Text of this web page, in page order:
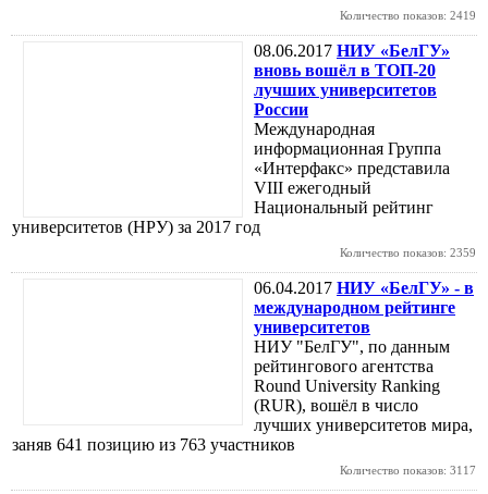
Количество показов: 2419
08.06.2017 НИУ «БелГУ»
вновь вошёл в ТОП-20
лучших университетов
России
Международная
информационная Группа
«Интерфакс» представила
VIII ежегодный
Национальный рейтинг
университетов (НРУ) за 2017 год
Количество показов: 2359
06.04.2017 НИУ «БелГУ» - в
международном рейтинге
университетов
НИУ "БелГУ", по данным
рейтингового агентства
Round University Ranking
(RUR), вошёл в число
лучших университетов мира,
заняв 641 позицию из 763 участников
Количество показов: 3117